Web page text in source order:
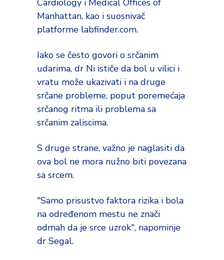
Cardiology i Medical Offices of
Manhattan, kao i suosnivač
platforme labfinder.com.
Iako se često govori o srčanim
udarima, dr Ni ističe da bol u vilici i
vratu može ukazivati i na druge
srčane probleme, poput poremećaja
srčanog ritma ili problema sa
srčanim zaliscima.
S druge strane, važno je naglasiti da
ova bol ne mora nužno biti povezana
sa srcem.
"Samo prisustvo faktora rizika i bola
na određenom mestu ne znači
odmah da je srce uzrok", napominje
dr Segal.